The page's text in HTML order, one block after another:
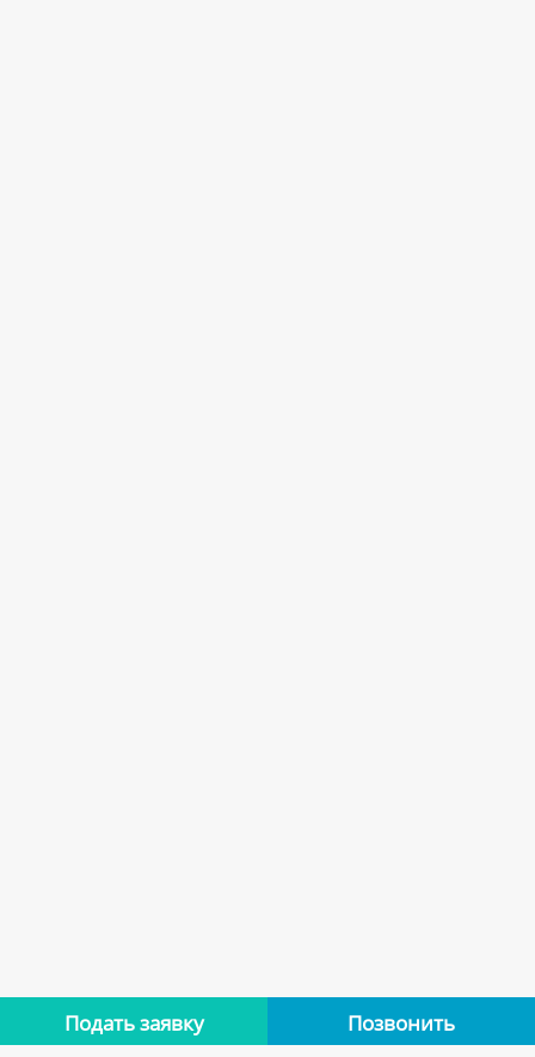
Подать заявку Позвонить